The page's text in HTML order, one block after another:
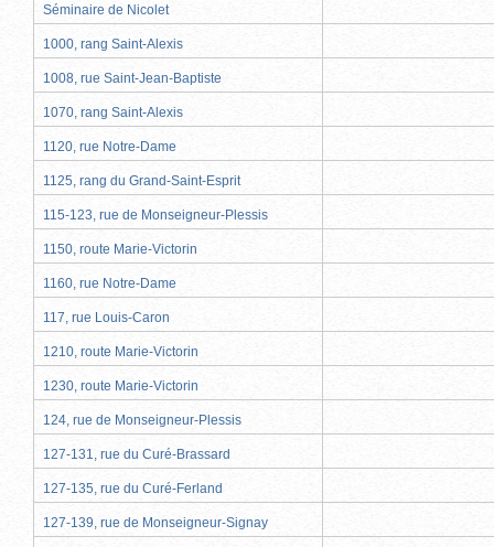
Séminaire de Nicolet
1000, rang Saint-Alexis
1008, rue Saint-Jean-Baptiste
1070, rang Saint-Alexis
1120, rue Notre-Dame
1125, rang du Grand-Saint-Esprit
115-123, rue de Monseigneur-Plessis
1150, route Marie-Victorin
1160, rue Notre-Dame
117, rue Louis-Caron
1210, route Marie-Victorin
1230, route Marie-Victorin
124, rue de Monseigneur-Plessis
127-131, rue du Curé-Brassard
127-135, rue du Curé-Ferland
127-139, rue de Monseigneur-Signay